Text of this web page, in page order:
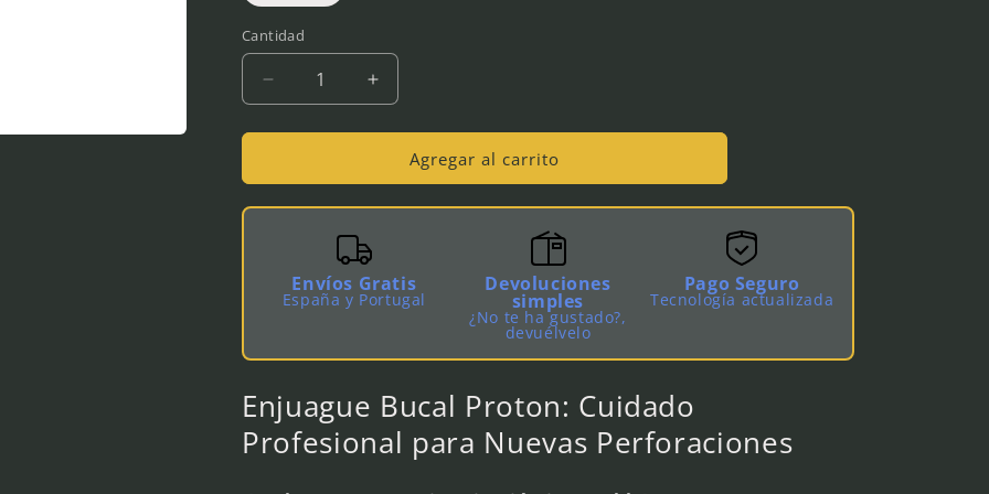
Cantidad
Reducir
cantidad
para
Mouth
Piercing
Enjuague
Bucal
Aumentar
cantidad
para
Proton
Mouth
Piercing
-
Enjuague
Bucal
Agregar al carrito
Envíos Gratis
España y Portugal
Devoluciones
simples
¿No te ha gustado?,
devuélvelo
Pago Seguro
Tecnología actualizada
Enjuague Bucal Proton: Cuidado
Profesional para Nuevas Perforaciones